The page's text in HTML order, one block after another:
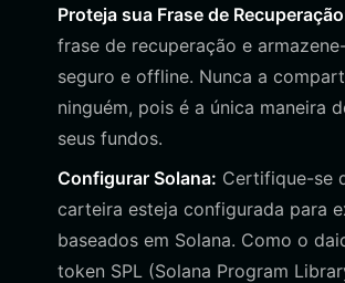
Proteja sua Frase de
frase de recuperação e
seguro e offline. Nunca a
ninguém, pois é a única maneira
seus fundos.
Configurar Solana: Certifique-se
carteira esteja configurada para
baseados em Solana. Como o
token SPL (Solana Program